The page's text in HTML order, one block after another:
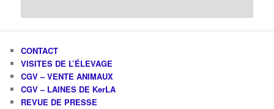
CONTACT
VISITES DE L’ÉLEVAGE
CGV – VENTE ANIMAUX
CGV – LAINES DE KerLA
REVUE DE PRESSE